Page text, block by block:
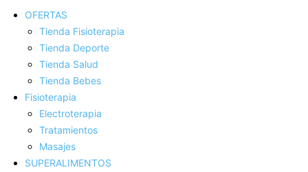
OFERTAS
Tienda Fisioterapia
Tienda Deporte
Tienda Salud
Tienda Bebes
Fisioterapia
Electroterapia
Tratamientos
Masajes
SUPERALIMENTOS